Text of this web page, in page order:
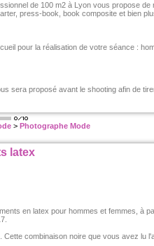
de 100 m2 à Lyon vous propose de
press-book, book composite et bien
pour la réalisation de votre séance :
sera proposé avant le shooting afin de
> Photographe Mode
latex
en latex pour hommes et femmes, à
combinaison noire que vous avez lu